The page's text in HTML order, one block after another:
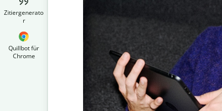
Zitiergenerato
r
Quillbot für
Chrome